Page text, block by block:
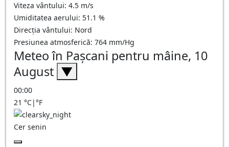
Viteza vântului: 4.5 m/s
Umiditatea aerului: 51.1 %
Direcția vântului: Nord
Presiunea atmosferică: 764 mm/Hg
Meteo în Paşcani pentru mâine, 10
August ▼
00:00
21 °C|°F
Cer senin